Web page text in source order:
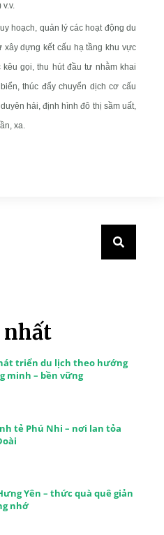
hoạch, quản lý các hoạt động du
xây dựng kết cấu hạ tầng khu vực
gọi, thu hút đầu tư nhằm khai
thúc đẩy chuyển dịch cơ cấu
hải, định hình đô thị sầm uất,
xa.
nhất
triển du lịch theo hướng
minh – bền vững
tẻ Phú Nhi – nơi lan tỏa
Yên – thức quà quê giản
nhớ